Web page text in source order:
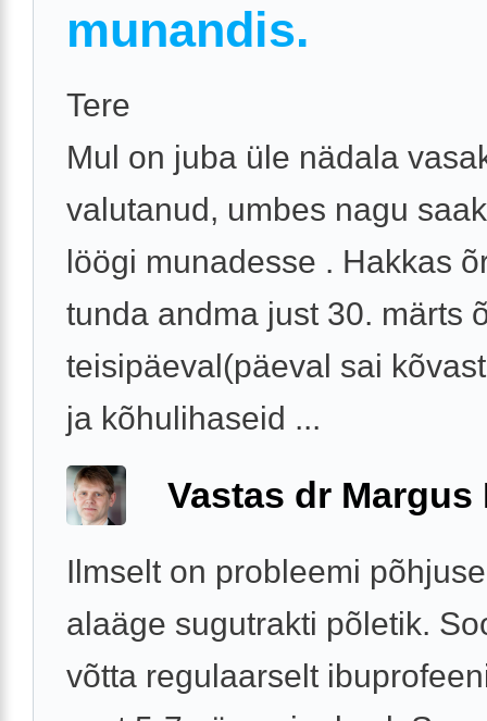
munandis.
Tere
Mul on juba üle nädala
valutanud, umbes nagu
löögi munadesse . Hakkas
tunda andma just 30. märts
teisipäeval(päeval sai
ja kõhulihaseid ...
Vastas dr Margus
Ilmselt on probleemi
alaäge sugutrakti põletik.
võtta regulaarselt